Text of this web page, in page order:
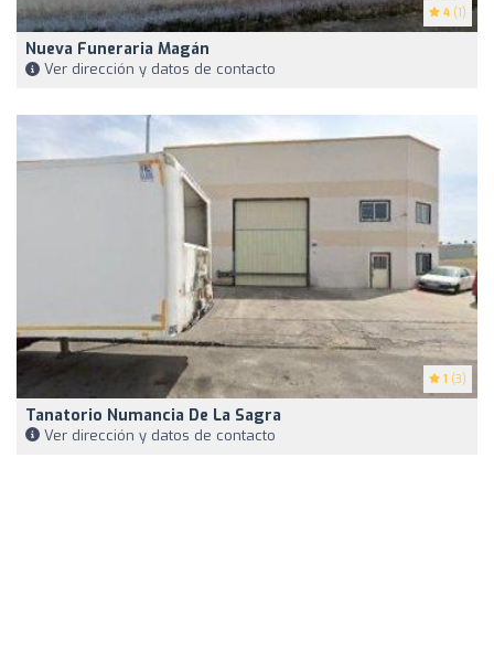
4 (1)
Nueva Funeraria Magán
Ver dirección y datos de contacto
1 (3)
Tanatorio Numancia De La Sagra
Ver dirección y datos de contacto